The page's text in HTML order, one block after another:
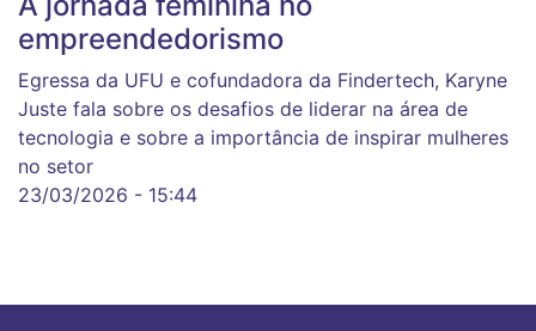
empreendedorismo
Egressa da UFU e cofundadora da Findertech, Karyne
Juste fala sobre os desafios de liderar na área de
tecnologia e sobre a importância de inspirar mulheres
no setor
23/03/2026 - 15:44